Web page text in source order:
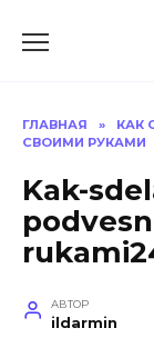
ГЛАВНАЯ »
КАК
СВОИМИ РУКАМИ
Kak-
АВТОР
ildarmin